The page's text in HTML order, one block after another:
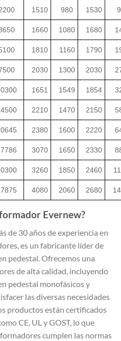
1510 980 1530
1660 1080 1680
1810 1160 1790
2030 1300 2030
1651 1549 1854
2210 1470 2150
2380 1600 2220
3070 1650 2330
3260 1850 2460
4080 2060 2680
Evernew?
de 30 años de experiencia en
es un fabricante líder de
pedestal. Ofrecemos una
de alta calidad, incluyendo
pedestal monofásicos y
las diversas necesidades
productos están certificados
CE, UL y GOST, lo que
cumplen las normas